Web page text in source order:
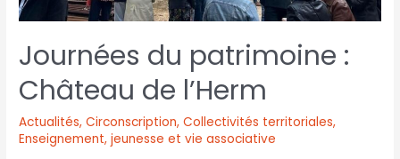
Journées du patrimoine :
Château de l’Herm
Actualités,Circonscription,Collectivités territoriales,
Enseignement, jeunesse et vie associative